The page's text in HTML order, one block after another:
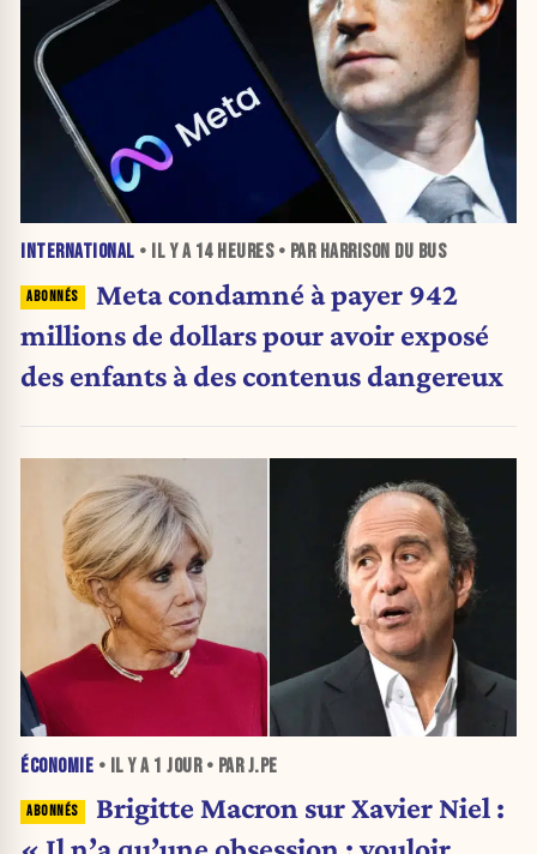
INTERNATIONAL • IL Y A 14 HEURES• PAR HARRISON DU BUS
Meta condamné à payer 942
millions de dollars pour avoir exposé
des enfants à des contenus dangereux
ÉCONOMIE • IL Y A 1 JOUR• PAR J.PE
Brigitte Macron sur Xavier Niel :